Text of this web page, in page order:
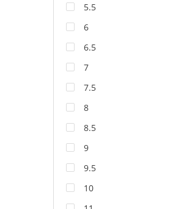
5.5
6
6.5
7
7.5
8
8.5
9
9.5
10